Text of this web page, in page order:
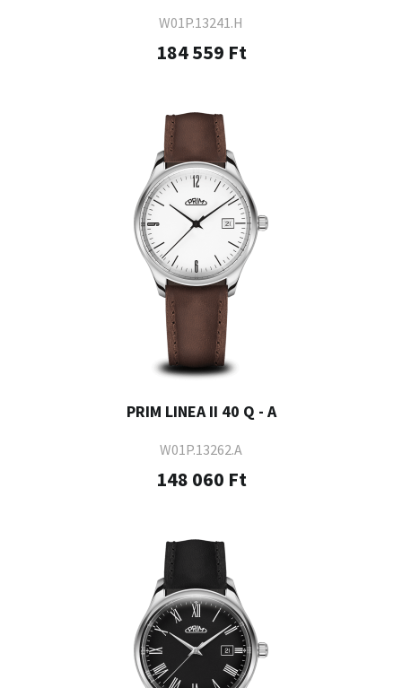
W01P.13241.H
184 559 Ft
PRIM LINEA II 40 Q - A
W01P.13262.A
148 060 Ft